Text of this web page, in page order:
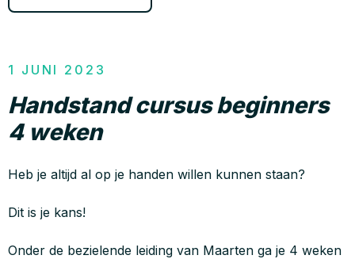
1 JUNI 2023
Handstand cursus beginners
4 weken
Heb je altijd al op je handen willen kunnen staan?
Dit is je kans!
Onder de bezielende leiding van Maarten ga je 4 weken